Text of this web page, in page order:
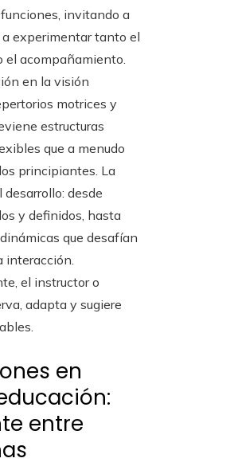
invitando a
experimentar tanto el
el acompañamiento.
en la visión
motrices y
estructuras
que a menudo
principiantes. La
desarrollo: desde
y definidos, hasta
que desafían
interacción.
el instructor o
adapta y sugiere
en
entre